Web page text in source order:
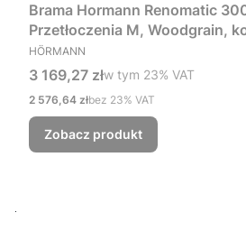
Brama Hormann Renomatic
Przetłoczenia M, Woodgrain,
RAL 7016 + Prowadzenie Z
PRODUCENT
HÖRMANN
Cena brutto
3 169,27 złw tym %s VAT
w tym 23% VAT
Cena netto
2 576,64 złbez 23% VAT
Zobacz produkt